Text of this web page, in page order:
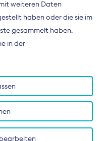
und
als
der
weiteren Daten
haben oder die sie im
gesammelt haben.
in der